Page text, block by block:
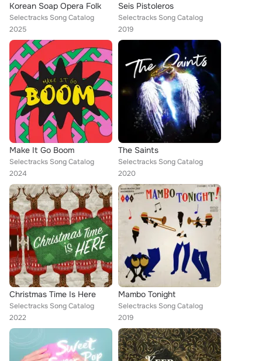
Korean Soap Opera Folk
Selectracks Song Catalog
2025
Seis Pistoleros
Selectracks Song Catalog
2019
Make It Go Boom
Selectracks Song Catalog
2024
The Saints
Selectracks Song Catalog
2020
Christmas Time Is Here
Selectracks Song Catalog
2022
Mambo Tonight
Selectracks Song Catalog
2019